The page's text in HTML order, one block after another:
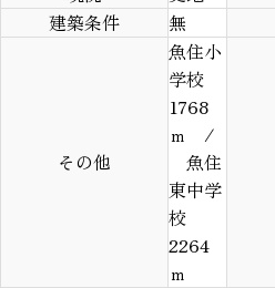
建築条件
無
その他
魚住小
学校
1768
ｍ /
魚住
東中学
校
2264
ｍ